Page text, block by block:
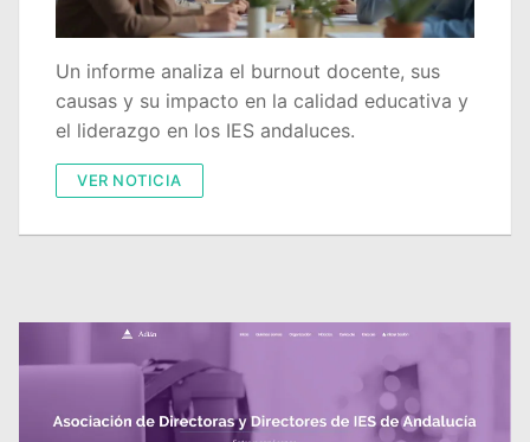
Delegaciones
Adián Almería
Adián Cádiz
Adián Córdoba
Adián Jaén
Adián Málaga
Adián Sevilla
Noticias
Enlaces
Consejería de Educación
Aula Virtual de Formación del Profesorado
Portal AVERROES
Portal SÉNECA
Contacto
Un informe analiza el burnout docente, sus
causas y su impacto en la calidad educativa y
el liderazgo en los IES andaluces.
VER NOTICIA